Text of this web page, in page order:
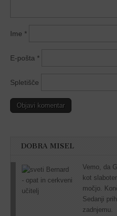
Ime *
E-pošta *
Spletišče
DOBRA MISEL
Vemo, da
kot
močjo.
Sedanji
zadnjemu.